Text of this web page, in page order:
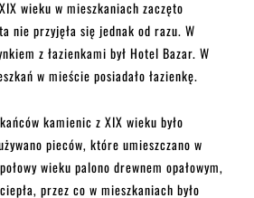
wieku w mieszkaniach zaczęto
nie przyjęła się jednak od razu. W
z łazienkami był Hotel Bazar. W
w mieście posiadało łazienkę.
kamienic z XIX wieku było
pieców, które umieszczano w
wieku palono drewnem opałowym,
przez co w mieszkaniach było